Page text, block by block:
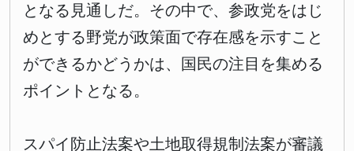
となる見通しだ。その中で、参政党をはじ
めとする野党が政策面で存在感を示すこと
ができるかどうかは、国民の注目を集める
ポイントとなる。
スパイ防止法案や土地取得規制法案が審議